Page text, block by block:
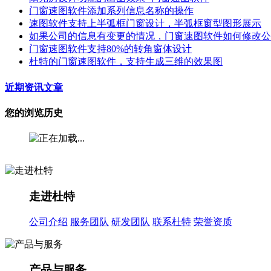
门窗速图软件添加系列信息名称的操作
速图软件支持上半弧框门窗设计，半弧框窗型图形展示
如果公司的信息有变更的情况，门窗速图软件如何修改
门窗速图软件支持80%的转角窗体设计
杜特的门窗速图软件，支持生成三维的效果图
近期资讯文章
您的浏览历史
走进杜特
公司介绍 服务团队 研发团队 联系杜特 荣誉资质